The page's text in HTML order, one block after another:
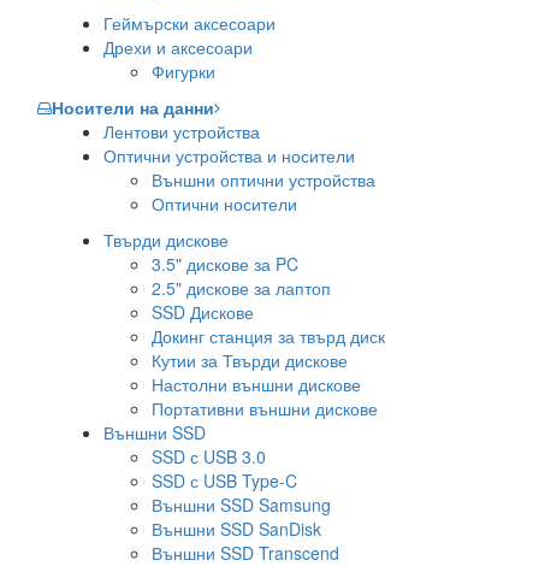
Геймърски аксесоари
Дрехи и аксесоари
Фигурки
Носители на данни
Лентови устройства
Оптични устройства и носители
Външни оптични устройства
Оптични носители
Твърди дискове
3.5" дискове за PC
2.5" дискове за лаптоп
SSD Дискове
Докинг станция за твърд диск
Кутии за Твърди дискове
Настолни външни дискове
Портативни външни дискове
Външни SSD
SSD с USB 3.0
SSD с USB Type-C
Външни SSD Samsung
Външни SSD SanDisk
Външни SSD Transcend